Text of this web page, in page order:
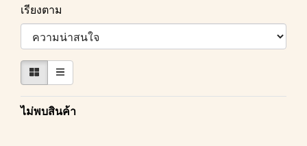
เรียงตาม
ไม่พบสินค้า